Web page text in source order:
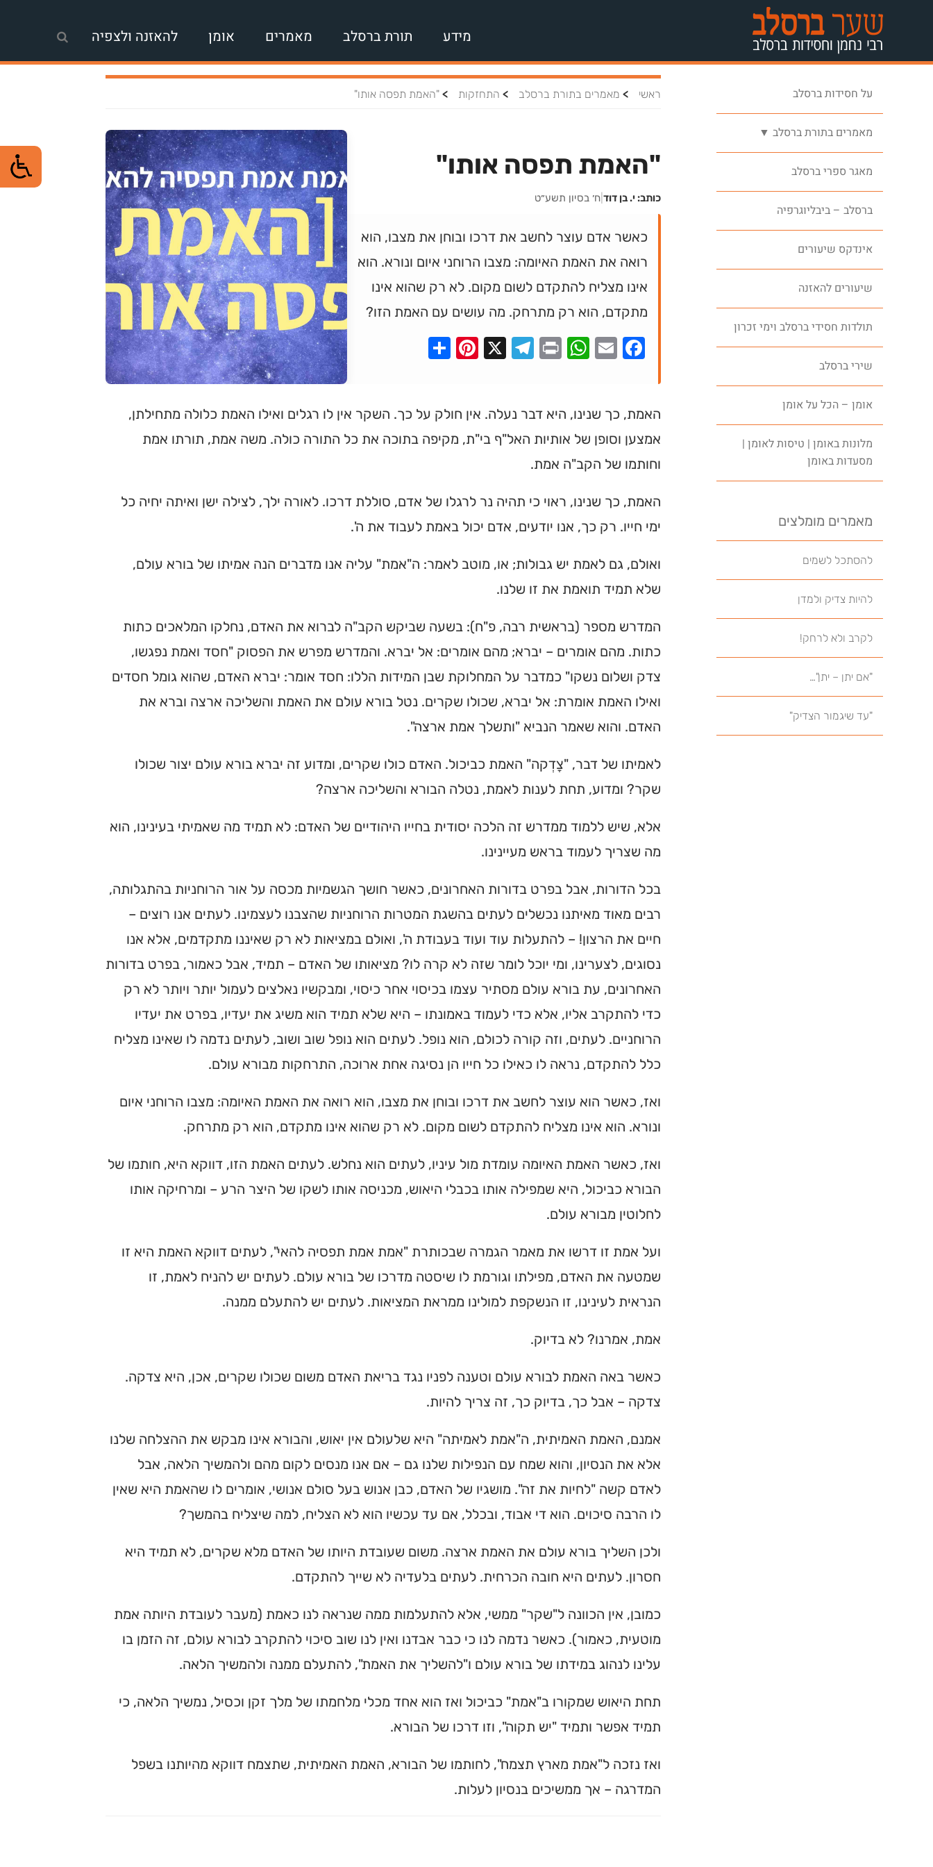
מידע תורת ברסלב מאמרים אומן להאזנה ולצפיה
על חסידות ברסלב
מאמרים בתורת ברסלב ▼
מאגר ספרי ברסלב
ברסלב – ביבליוגרפיה
אינדקס שיעורים
שיעורים להאזנה
תולדות חסידי ברסלב וימי זכרון
שירי ברסלב
אומן – הכל על אומן
מלונות באומן | טיסות לאומן |
מסעדות באומן
מאמרים מומלצים
להסתכל לשמים
להיות צדיק ולמדן
לקרב ולא לרחק!
"אם יתן – יתן"…
"עד שיגמור הצדיק"
ראשי > מאמרים בתורת ברסלב > התחזקות > "האמת תפסה אותו"
"האמת תפסה אותו"
כותב: י. בן דוד ח׳ בסיון תשע״ט
כאשר אדם עוצר לחשב את דרכו ובוחן את מצבו, הוא
רואה את האמת האיומה: מצבו הרוחני איום ונורא. הוא
אינו מצליח להתקדם לשום מקום. לא רק שהוא אינו
מתקדם, הוא רק מתרחק. מה עושים עם האמת הזו?
Facebook
Email
WhatsApp
Print
Telegram
X
Pinterest
האמת, כך שנינו, היא דבר נעלה. אין חולק על כך. השקר אין לו רגלים ואילו האמת כלולה מתחילתן,
אמצען וסופן של אותיות האל"ף בי"ת, מקיפה בתוכה את כל התורה כולה. משה אמת, תורתו אמת
וחותמו של הקב"ה אמת.
האמת, כך שנינו, ראוי כי תהיה נר לרגלו של אדם, סוללת דרכו. לאורה ילך, לצילה ישן ואיתה יחיה כל
ימי חייו. רק כך, אנו יודעים, אדם יכול באמת לעבוד את ה'.
ואולם, גם לאמת יש גבולות; או, מוטב לאמר: ה"אמת" עליה אנו מדברים הנה אמיתו של בורא עולם,
שלא תמיד תואמת את זו שלנו.
המדרש מספר (בראשית רבה, פ"ח): בשעה שביקש הקב"ה לברוא את האדם, נחלקו המלאכים כתות
כתות. מהם אומרים – יברא; מהם אומרים: אל יברא. והמדרש מפרש את הפסוק "חסד ואמת נפגשו,
צדק ושלום נשקו" כמדבר על המחלוקת שבן המידות הללו: חסד אומר: יברא האדם, שהוא גומל חסדים
ואילו האמת אומרת: אל יברא, שכולו שקרים. נטל בורא עולם את האמת והשליכה ארצה וברא את
האדם. והוא שאמר הנביא "ותשלך אמת ארצה".
לאמיתו של דבר, "צָדְקה" האמת כביכול. האדם כולו שקרים, ומדוע זה יברא בורא עולם יצור שכולו
שקר? ומדוע, תחת לענות לאמת, נטלה הבורא והשליכה ארצה?
אלא, שיש ללמוד ממדרש זה הלכה יסודית בחייו היהודיים של האדם: לא תמיד מה שאמיתי בעינינו, הוא
מה שצריך לעמוד בראש מעיינינו.
בכל הדורות, אבל בפרט בדורות האחרונים, כאשר חושך הגשמיות מכסה על אור הרוחניות בהתגלותה,
רבים מאוד מאיתנו נכשלים לעתים בהשגת המטרות הרוחניות שהצבנו לעצמינו. לעתים אנו רוצים –
חיים את הרצון! – להתעלות עוד ועוד בעבודת ה', ואולם במציאות לא רק שאיננו מתקדמים, אלא אנו
נסוגים, לצערינו, ומי יוכל לומר שזה לא קרה לו? מציאותו של האדם – תמיד, אבל כאמור, בפרט בדורות
האחרונים, עת בורא עולם מסתיר עצמו בכיסוי אחר כיסוי, ומבקשיו נאלצים לעמול יותר ויותר לא רק
כדי להתקרב אליו, אלא כדי לעמוד באמונתו – היא שלא תמיד הוא משיג את יעדיו, בפרט את יעדיו
הרוחניים. לעתים, וזה קורה לכולם, הוא נופל. לעתים הוא נופל שוב ושוב, לעתים נדמה לו שאינו מצליח
כלל להתקדם, נראה לו כאילו כל חייו הן נסיגה אחת ארוכה, התרחקות מבורא עולם.
ואז, כאשר הוא עוצר לחשב את דרכו ובוחן את מצבו, הוא רואה את האמת האיומה: מצבו הרוחני איום
ונורא. הוא אינו מצליח להתקדם לשום מקום. לא רק שהוא אינו מתקדם, הוא רק מתרחק.
ואז, כאשר האמת האיומה עומדת מול עיניו, לעתים הוא נחלש. לעתים האמת הזו, דווקא היא, חותמו של
הבורא כביכול, היא שמפילה אותו בכבלי היאוש, מכניסה אותו לשקו של היצר הרע – ומרחיקה אותו
לחלוטין מבורא עולם.
ועל אמת זו דרשו את מאמר הגמרה שבכותרת "אמת אמת תפסיה להאי", לעתים דווקא האמת היא זו
שמטעה את האדם, מפילתו וגורמת לו שיסטה מדרכו של בורא עולם. לעתים יש להניח לאמת, זו
הנראית לעינינו, זו הנשקפת למולינו ממראת המציאות. לעתים יש להתעלם ממנה.
אמת, אמרנו? לא בדיוק.
כאשר באה האמת לבורא עולם וטענה לפניו נגד בריאת האדם משום שכולו שקרים, אכן, היא צדקה.
צדקה – אבל כך, בדיוק כך, זה צריך להיות.
אמנם, האמת האמיתית, ה"אמת לאמיתה" היא שלעולם אין יאוש, והבורא אינו מבקש את ההצלחה שלנו
אלא את הנסיון, והוא שמח עם הנפילות שלנו גם – אם אנו מנסים לקום מהם ולהמשיך הלאה, אבל
לאדם קשה "לחיות את זה". מושגיו של האדם, כבן אנוש בעל סולם אנושי, אומרים לו שהאמת היא שאין
לו הרבה סיכוים. הוא די אבוד, ובכלל, אם עד עכשיו הוא לא הצליח, למה שיצליח בהמשך?
ולכן השליך בורא עולם את האמת ארצה. משום שעובדת היותו של האדם מלא שקרים, לא תמיד היא
חסרון. לעתים היא חובה הכרחית. לעתים בלעדיה לא שייך להתקדם.
כמובן, אין הכוונה ל"שקר" ממשי, אלא להתעלמות ממה שנראה לנו כאמת (מעבר לעובדת היותה אמת
מוטעית, כאמור). כאשר נדמה לנו כי כבר אבדנו ואין לנו שוב סיכוי להתקרב לבורא עולם, זה הזמן בו
עלינו לנהוג במידתו של בורא עולם ו"להשליך את האמת", להתעלם ממנה ולהמשיך הלאה.
תחת היאוש שמקורו ב"אמת" כביכול ואז הוא אחד מכלי מלחמתו של מלך זקן וכסיל, נמשיך הלאה, כי
תמיד אפשר ותמיד "יש תקוה", וזו דרכו של הבורא.
ואז נזכה ל"אמת מארץ תצמח", לחותמו של הבורא, האמת האמיתית, שתצמח דווקא מהיותנו בשפל
המדרגה – אך ממשיכים בנסיון לעלות.